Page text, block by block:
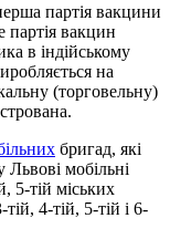
партія вакцини
партія вакцин
в індійському
на
(торговельну)
бригад, які
мобільні
5-тій міських
4-тій, 5-тій і 6-